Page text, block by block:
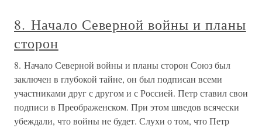
8. Начало Северной войны и планы
сторон
8. Начало Северной войны и планы сторон Союз был
заключен в глубокой тайне, он был подписан всеми
участниками друг с другом и с Россией. Петр ставил свои
подписи в Преображенском. При этом шведов всячески
убеждали, что войны не будет. Слухи о том, что Петр